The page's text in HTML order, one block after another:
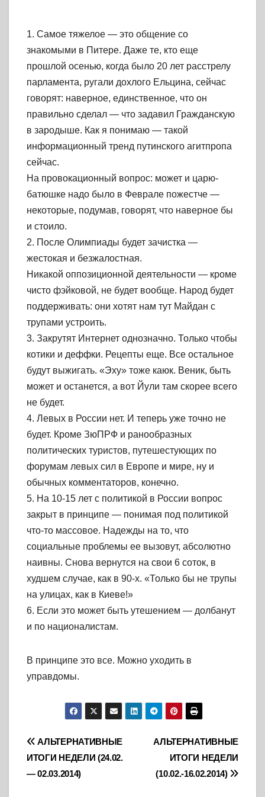
1. Самое тяжелое — это общение со
знакомыми в Питере. Даже те, кто еще
прошлой осенью, когда было 20 лет расстрелу
парламента, ругали дохлого Ельцина, сейчас
говорят: наверное, единственное, что он
правильно сделал — что задавил Гражданскую
в зародыше. Как я понимаю — такой
информационный тренд путинского агитпропа
сейчас.
На провокационный вопрос: может и царю-
батюшке надо было в Феврале пожестче —
некоторые, подумав, говорят, что наверное бы
и стоило.
2. После Олимпиады будет зачистка —
жестокая и безжалостная.
Никакой оппозиционной деятельности — кроме
чисто фэйковой, не будет вообще. Народ будет
поддерживать: они хотят нам тут Майдан с
трупами устроить.
3. Закрутят Интернет однозначно. Только чтобы
котики и деффки. Рецепты еще. Все остальное
будут выжигать. «Эху» тоже каюк. Веник, быть
может и останется, а вот Йули там скорее всего
не будет.
4. Левых в России нет. И теперь уже точно не
будет. Кроме ЗюПРФ и ранообразных
политических туристов, путешестующих по
форумам левых сил в Европе и мире, ну и
обычных комментаторов, конечно.
5. На 10-15 лет с политикой в России вопрос
закрыт в принципе — понимая под политикой
что-то массовое. Надежды на то, что
социальные проблемы ее вызовут, абсолютно
наивны. Снова вернутся на свои 6 соток, в
худшем случае, как в 90-х. «Только бы не трупы
на улицах, как в Киеве!»
6. Если это может быть утешением — долбанут
и по националистам.
В принципе это все. Можно уходить в
управдомы.
Навигация
по
АЛЬТЕРНАТИВНЫЕ
ИТОГИ НЕДЕЛИ
(10.02.-16.02.2014)
АЛЬТЕРНАТИВНЫЕ
ИТОГИ НЕДЕЛИ (24.02.
— 02.03.2014)